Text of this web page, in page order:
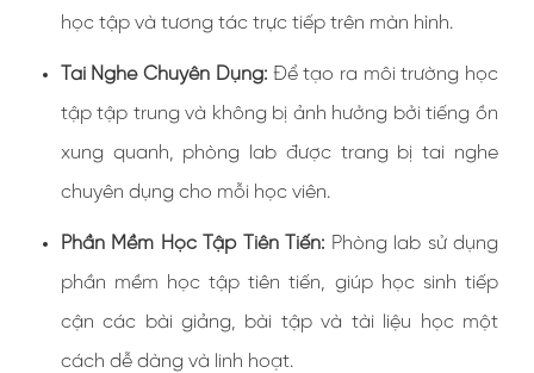
học tập và tương tác trực tiếp trên màn hình.
Tai Nghe Chuyên Dụng:Để tạo ra môi trường học
tập tập trung và không bị ảnh hưởng bởi tiếng ồn
xung quanh, phòng lab được trang bị tai nghe
chuyên dụng cho mỗi học viên.
Phần Mềm Học Tập Tiên Tiến: Phòng lab sử dụng
phần mềm học tập tiên tiến, giúp học sinh tiếp
cận các bài giảng, bài tập và tài liệu học một
cách dễ dàng và linh hoạt.